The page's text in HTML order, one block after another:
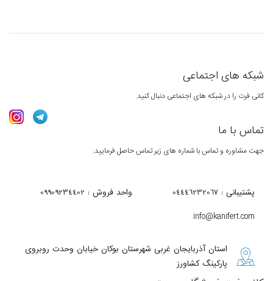
شبکه های اجتماعی
کانی فرت را در شبکه های اجتماعی دنبال کنید.
تماس با ما
جهت مشاوره و تماس با شماره های زیر تماس حاصل فرمایید.
پشتیبانی : 04446232067 واحد فروش : 09909234402
info@kanifert.com
استان آذربایجان غربی شهرستان بوکان خیابان وحدت روبروی
پارکینگ کشاورز